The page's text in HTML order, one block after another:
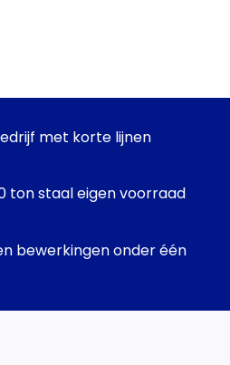
met korte lijnen
ton staal eigen voorraad
bewerkingen onder één